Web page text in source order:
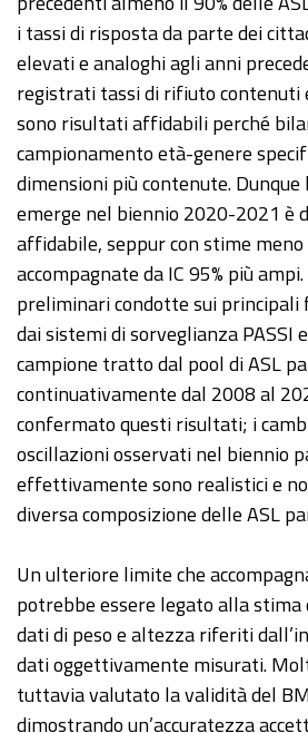
i tassi di risposta da parte dei
elevati e analoghi agli anni
registrati tassi di rifiuto contenuti
sono risultati affidabili perché
campionamento età-genere
dimensioni più contenute.
emerge nel biennio 2020-2021 è
affidabile, seppur con stime meno
accompagnate da IC 95% più
preliminari condotte sui principali
dai sistemi di sorveglianza PASSI
campione tratto dal pool di ASL
continuativamente dal 2008 al
confermato questi risultati; i
oscillazioni osservati nel biennio
effettivamente sono realistici e
diversa composizione delle ASL
Un ulteriore limite che
potrebbe essere legato alla stima
dati di peso e altezza riferiti
dati oggettivamente misurati.
tuttavia valutato la validità del
dimostrando un’accuratezza